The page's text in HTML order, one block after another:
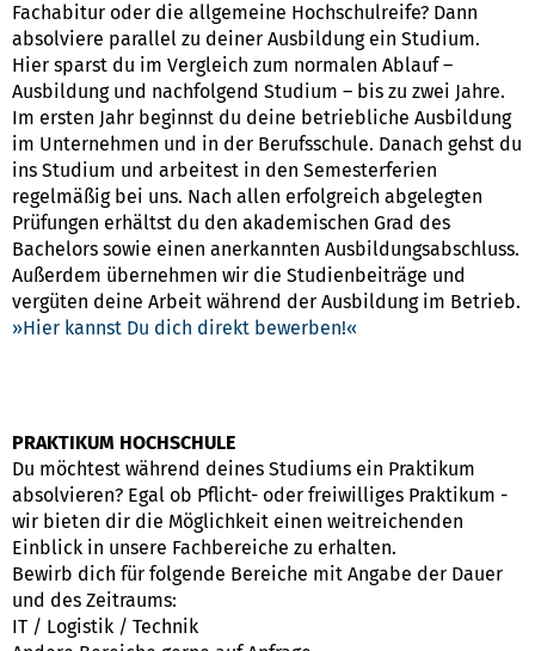
Fachabitur oder die allgemeine Hochschulreife? Dann
absolviere parallel zu deiner Ausbildung ein Studium.
Hier sparst du im Vergleich zum normalen Ablauf –
Ausbildung und nachfolgend Studium – bis zu zwei Jahre.
Im ersten Jahr beginnst du deine betriebliche Ausbildung
im Unternehmen und in der Berufsschule. Danach gehst du
ins Studium und arbeitest in den Semesterferien
regelmäßig bei uns. Nach allen erfolgreich abgelegten
Prüfungen erhältst du den akademischen Grad des
Bachelors sowie einen anerkannten Ausbildungsabschluss.
Außerdem übernehmen wir die Studienbeiträge und
vergüten deine Arbeit während der Ausbildung im Betrieb.
Hier kannst Du dich direkt bewerben!
PRAKTIKUM HOCHSCHULE
Du möchtest während deines Studiums ein Praktikum
absolvieren? Egal ob Pflicht- oder freiwilliges Praktikum -
wir bieten dir die Möglichkeit einen weitreichenden
Einblick in unsere Fachbereiche zu erhalten.
Bewirb dich für folgende Bereiche mit Angabe der Dauer
und des Zeitraums:
IT / Logistik / Technik